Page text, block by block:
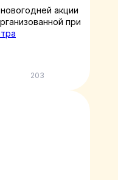
акции
при
203